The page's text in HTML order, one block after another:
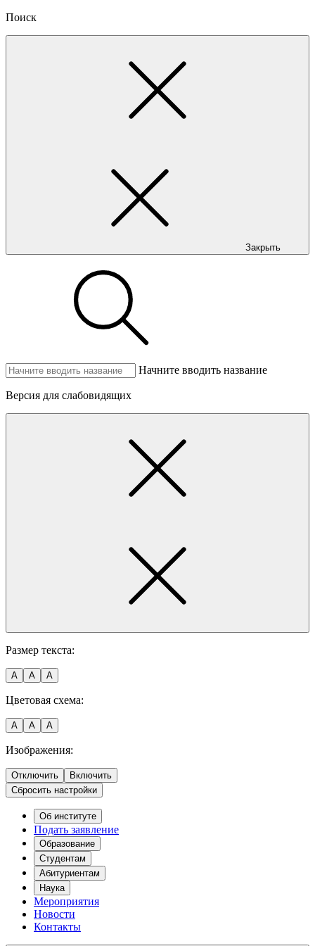
Поиск
Закрыть
Начните вводить название
Версия для слабовидящих
Размер текста:
A A A
Цветовая схема:
A A A
Изображения:
Отключить
Включить
Сбросить настройки
Об институте
Подать заявление
Образование
Студентам
Абитуриентам
Наука
Мероприятия
Новости
Контакты